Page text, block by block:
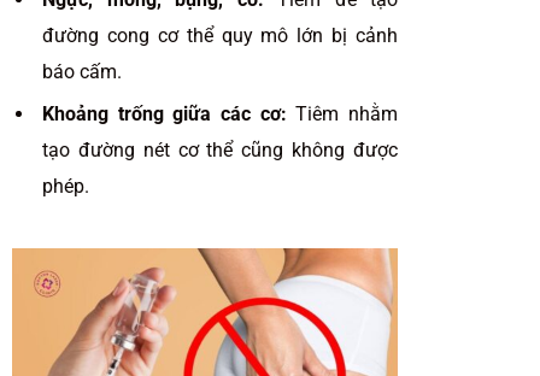
đường cong cơ thể quy mô lớn bị cảnh
báo cấm.
Khoảng trống giữa các cơ: Tiêm nhằm
tạo đường nét cơ thể cũng không được
phép.